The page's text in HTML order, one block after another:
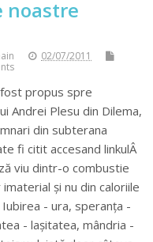
noastre
02/07/2011
propus spre
Andrei Plesu din Dilema,
din subterana
fi citit accesand linkulÂ
viu dintr-o combustie
și nu din caloriile
- ura, speranța -
- lașitatea, mândria -